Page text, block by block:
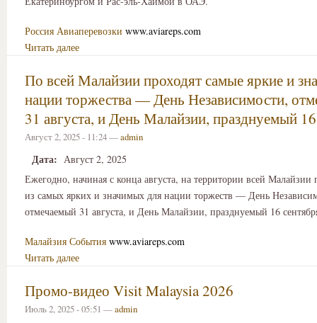
Россия Авиаперевозки www.aviareps.com
Читать далее
По всей Малайзии проходят самые яркие и
нации торжества — День Независимости,
31 августа, и День Малайзии, празднуемый
Август 2, 2025 - 11:24 —admin
Дата: Август 2, 2025
Ежегодно, начиная с конца августа, на территории всей Малайзии
из самых ярких и значимых для нации торжеств — День
отмечаемый 31 августа, и День Малайзии, празднуемый 16
Малайзия События www.aviareps.com
Читать далее
Промо-видео Visit Malaysia 2026
Июль 2, 2025 - 05:51 —admin